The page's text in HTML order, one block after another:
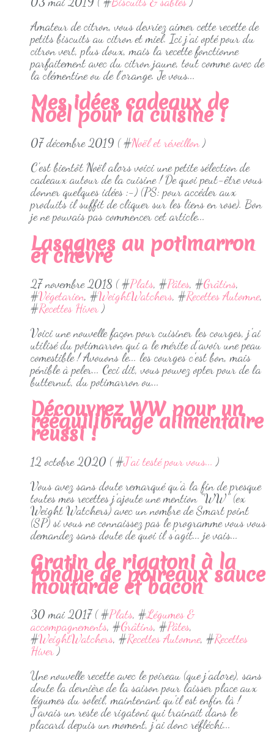
Amateur de citron, vous devriez aimer cette recette de
petits biscuits au citron et miel. Ici j'ai opté pour du
citron vert, plus doux, mais la recette fonctionne
parfaitement avec du citron jaune, tout comme avec de
la clémentine ou de l'orange. Je vous...
Mes idées cadeaux de
Noël pour la cuisine !
07 décembre 2019 ( #Noël et réveillon)
C'est bientôt Noël alors voici une petite sélection de
cadeaux autour de la cuisine ! De quoi peut-être vous
donner quelques idées :-) (PS: pour accéder aux
produits il suffit de cliquer sur les liens en rose). Bon
je ne pouvais pas commencer cet article...
Lasagnes au potimarron
et chèvre
27 novembre 2018 ( #Plats, #Pâtes, #Grâtins,
#Végetarien, #WeightWatchers, #Recettes Automne,
#Recettes Hiver )
Voici une nouvelle façon pour cuisiner les courges, j'ai
utilisé du potimarron qui a le mérite d'avoir une peau
comestible ! Avouons le... les courges c'est bon, mais
pénible à peler... Ceci dit, vous pouvez opter pour de la
butternut, du potimarron ou...
Découvrez WW pour un
rééquilibrage alimentaire
réussi !
12 octobre 2020 ( #J'ai testé pour vous... )
Vous avez sans doute remarqué qu'à la fin de presque
toutes mes recettes j'ajoute une mention "WW" (ex
Weight Watchers) avec un nombre de Smart point
(SP) si vous ne connaissez pas le programme vous vous
demandez sans doute de quoi il s'agit... je vais...
Gratin de rigatoni à la
fondue de poireaux sauce
moutarde et bacon
30 mai 2017 ( #Plats, #Légumes &
accompagnements, #Grâtins, #Pâtes,
#WeightWatchers, #Recettes Automne, #Recettes
Hiver )
Une nouvelle recette avec le poireau (que j'adore), sans
doute la dernière de la saison pour laisser place aux
légumes du soleil, maintenant qu'il est enfin là !
J'avais un reste de rigatoni qui trainait dans le
placard depuis un moment, j'ai donc réfléchi...